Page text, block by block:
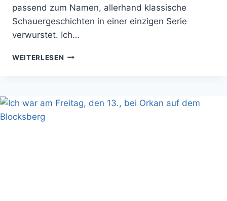
passend zum Namen, allerhand klassische
Schauergeschichten in einer einzigen Serie
verwurstet. Ich…
WEITERLESEN BALD
FÜR